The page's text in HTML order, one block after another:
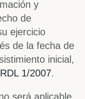
y
de
ejercicio
de la fecha de
inicial,
1/2007.
será aplicable